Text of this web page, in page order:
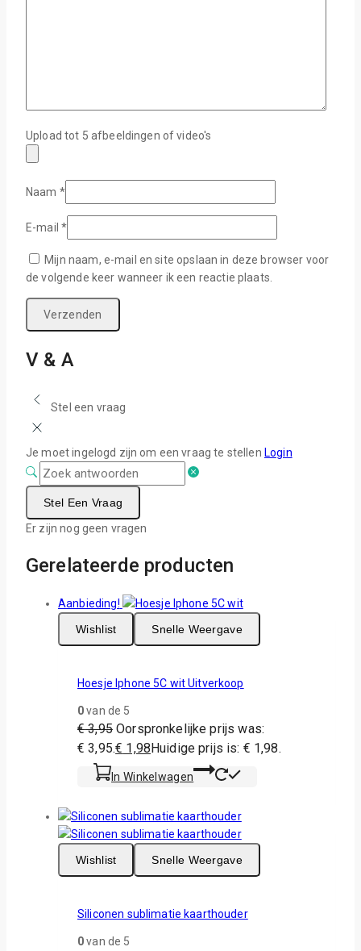
Upload tot 5 afbeeldingen of video's
Naam *
E-mail*
Mijn naam, e-mail en site opslaan in deze browser voor
de volgende keer wanneer ik een reactie plaats.
V & A
Stel een vraag
Je moet ingelogd zijn om een vraag te stellen Login
Stel Een Vraag
Er zijn nog geen vragen
Gerelateerde producten
Aanbieding!
Wishlist
Snelle Weergave
Hoesje Iphone 5C wit Uitverkoop
0van de 5
€3,95 Oorspronkelijke prijs was:
€ 3,95.€ 1,98Huidige prijs is: € 1,98.
In Winkelwagen
Wishlist Snelle Weergave
Siliconen sublimatie kaarthouder
0van de 5